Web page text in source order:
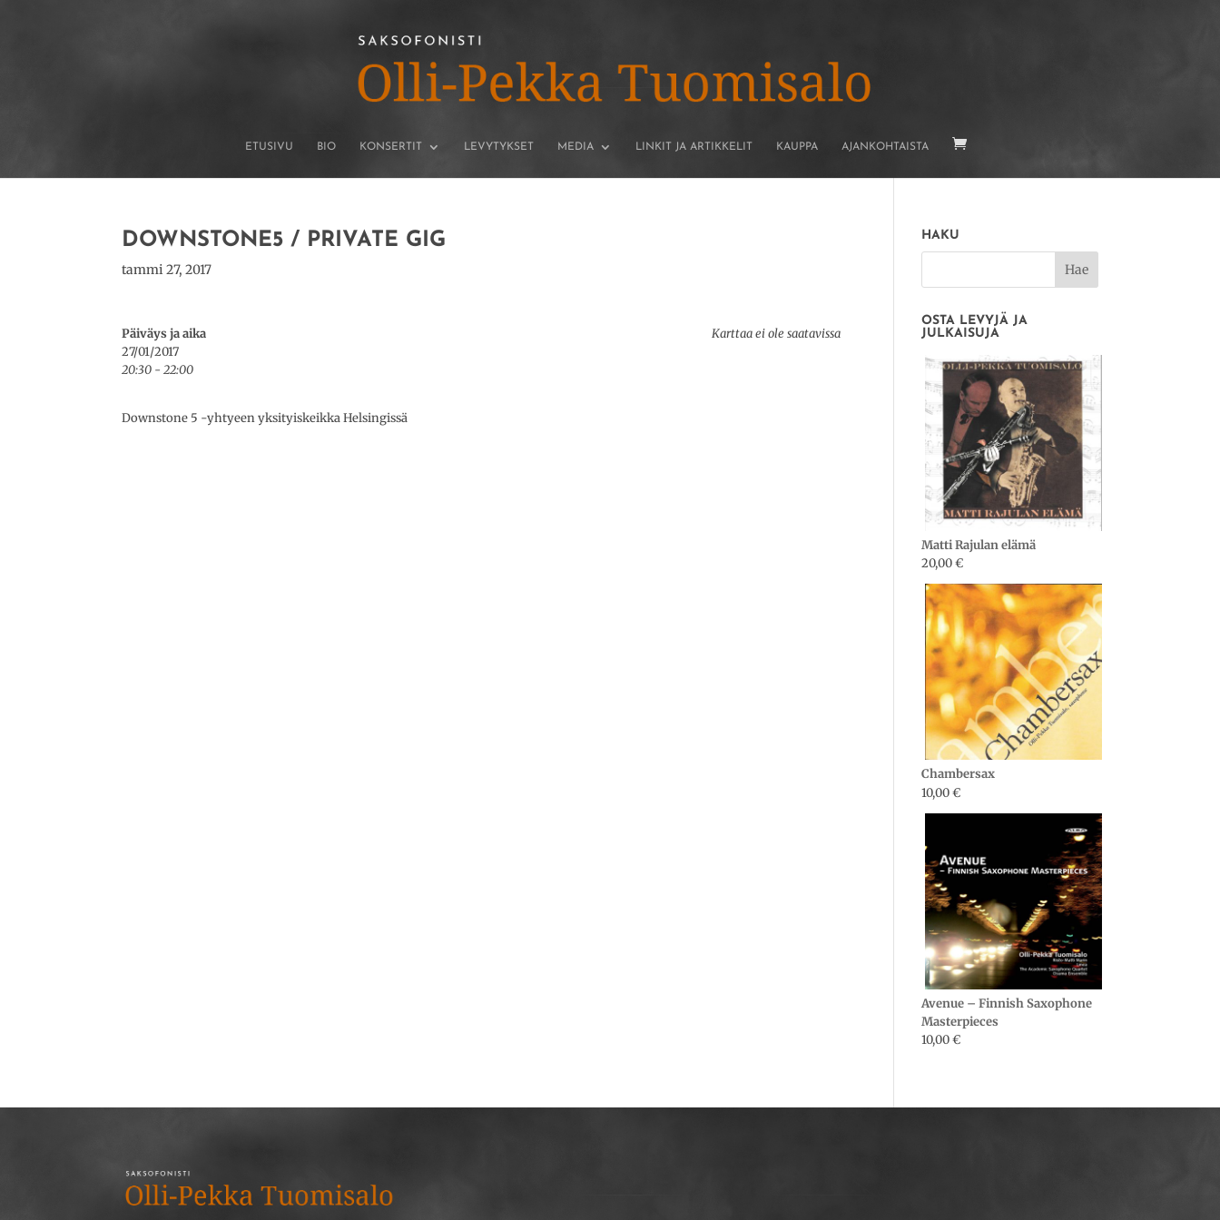
ETUSIVU BIO KONSERTIT LEVYTYKSET MEDIA LINKIT JA ARTIKKELIT KAUPPA AJANKOHTAISTA
DOWNSTONE5 / PRIVATE GIG
tammi 27, 2017
Karttaa ei ole saatavissa
Päiväys ja aika
27/01/2017
20:30 - 22:00
Downstone 5 -yhtyeen yksityiskeikka Helsingissä
HAKU
OSTA LEVYJÄ JA
JULKAISUJA
Matti Rajulan elämä
20,00€
Chambersax
10,00€
Avenue – Finnish Saxophone
Masterpieces
10,00€